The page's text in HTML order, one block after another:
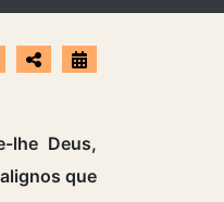
lhe Deus,
que